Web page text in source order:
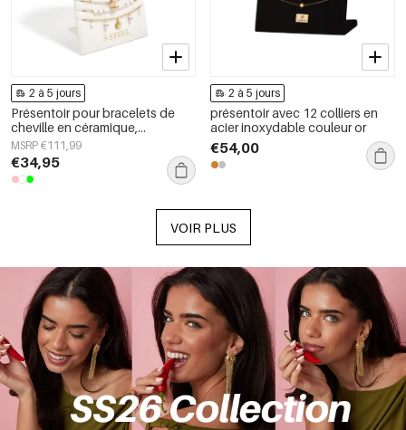
2 à 5 jours
Présentoir pour bracelets de
cheville en céramique,
collection Fleurs, Vacances,
Plage, Romantique, Bijoux pour
femmes
MSRP €111,99
€34,95
2 à 5 jours
présentoir avec 12 colliers en
acier inoxydable couleur or
€54,00
VOIR PLUS